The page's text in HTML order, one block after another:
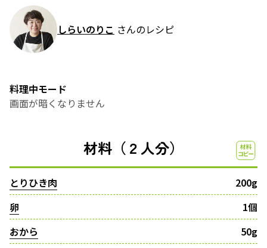
しらいのりこ さんのレシピ
料理中モード
画面が暗くなりません
材料（２人分）
とりひき肉
200g
卵
1個
おから
50g